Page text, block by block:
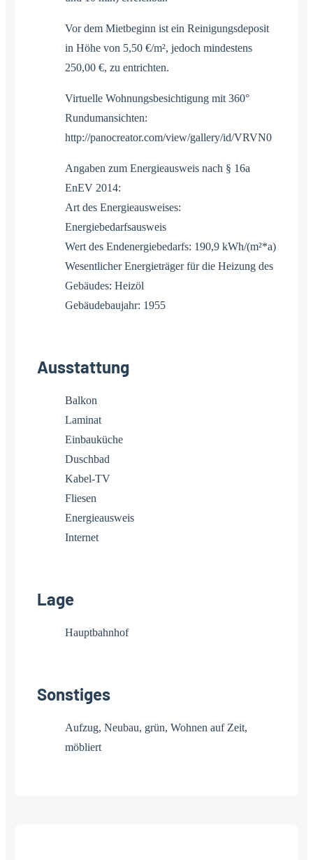
Vor dem Mietbeginn ist ein Reinigungsdeposit
in Höhe von 5,50 €/m², jedoch mindestens
250,00 €, zu entrichten.
Virtuelle Wohnungsbesichtigung mit 360°
Rundumansichten:
http://panocreator.com/view/gallery/id/VRVN0
Angaben zum Energieausweis nach § 16a
EnEV 2014:
Art des Energieausweises:
Energiebedarfsausweis
Wert des Endenergiebedarfs: 190,9 kWh/(m²*a)
Wesentlicher Energieträger für die Heizung des
Gebäudes: Heizöl
Gebäudebaujahr: 1955
Ausstattung
Balkon
Laminat
Einbauküche
Duschbad
Kabel-TV
Fliesen
Energieausweis
Internet
Lage
Hauptbahnhof
Sonstiges
Aufzug, Neubau, grün, Wohnen auf Zeit,
möbliert